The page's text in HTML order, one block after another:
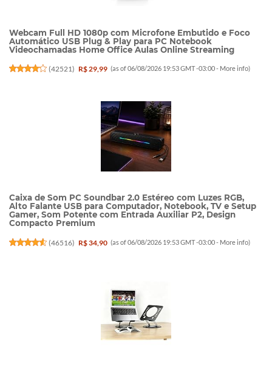
Webcam Full HD 1080p com Microfone Embutido e Foco
Automático USB Plug & Play para PC Notebook
Videochamadas Home Office Aulas Online Streaming
(42521) R$ 29,99 (as of 06/08/2026 19:53 GMT -03:00 - More info)
Caixa de Som PC Soundbar 2.0 Estéreo com Luzes RGB,
Alto Falante USB para Computador, Notebook, TV e Setup
Gamer, Som Potente com Entrada Auxiliar P2, Design
Compacto Premium
(46516) R$ 34,90 (as of 06/08/2026 19:53 GMT -03:00 - More info)